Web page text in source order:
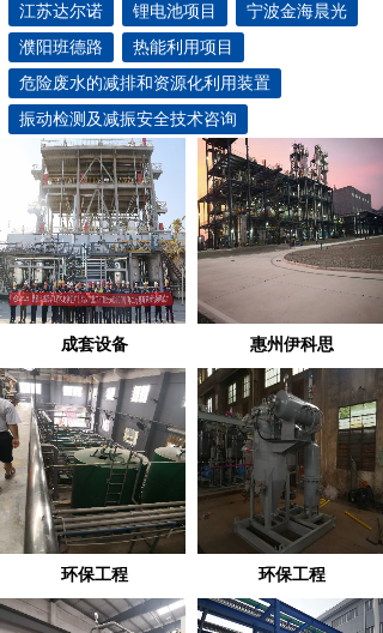
江苏达尔诺
锂电池项目
宁波金海晨光
濮阳班德路
热能利用项目
危险废水的减排和资源化利用装置
振动检测及减振安全技术咨询
成套设备 惠州伊科思
环保工程 环保工程